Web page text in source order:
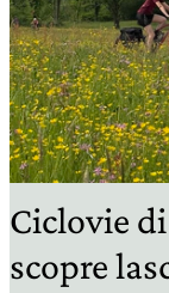
Ciclovie
scopre